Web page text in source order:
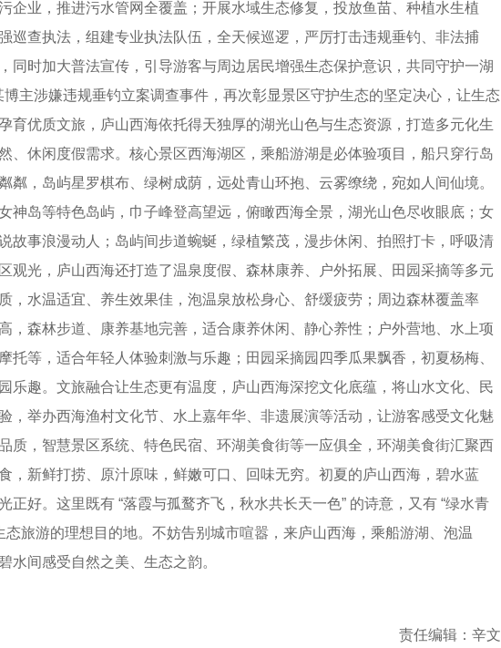
企业，推进污水管网全覆盖；开展水域生态修复，投放鱼苗、种植水生植
巡查执法，组建专业执法队伍，全天候巡逻，严厉打击违规垂钓、非法捕
同时加大普法宣传，引导游客与周边居民增强生态保护意识，共同守护一湖
主涉嫌违规垂钓立案调查事件，再次彰显景区守护生态的坚定决心，让生态
育优质文旅，庐山西海依托得天独厚的湖光山色与生态资源，打造多元化生
、休闲度假需求。核心景区西海湖区，乘船游湖是必体验项目，船只穿行岛
粼，岛屿星罗棋布、绿树成荫，远处青山环抱、云雾缭绕，宛如人间仙境。
神岛等特色岛屿，巾子峰登高望远，俯瞰西海全景，湖光山色尽收眼底；女
故事浪漫动人；岛屿间步道蜿蜒，绿植繁茂，漫步休闲、拍照打卡，呼吸清
观光，庐山西海还打造了温泉度假、森林康养、户外拓展、田园采摘等多元
，水温适宜、养生效果佳，泡温泉放松身心、舒缓疲劳；周边森林覆盖率
，森林步道、康养基地完善，适合康养休闲、静心养性；户外营地、水上项
托等，适合年轻人体验刺激与乐趣；田园采摘园四季瓜果飘香，初夏杨梅、
乐趣。文旅融合让生态更有温度，庐山西海深挖文化底蕴，将山水文化、民
，举办西海渔村文化节、水上嘉年华、非遗展演等活动，让游客感受文化魅
质，智慧景区系统、特色民宿、环湖美食街等一应俱全，环湖美食街汇聚西
，新鲜打捞、原汁原味，鲜嫩可口、回味无穷。初夏的庐山西海，碧水蓝
正好。这里既有 “落霞与孤鹜齐飞，秋水共长天一色” 的诗意，又有 “绿水青
态旅游的理想目的地。不妨告别城市喧嚣，来庐山西海，乘船游湖、泡温
水间感受自然之美、生态之韵。
责任编辑：辛文